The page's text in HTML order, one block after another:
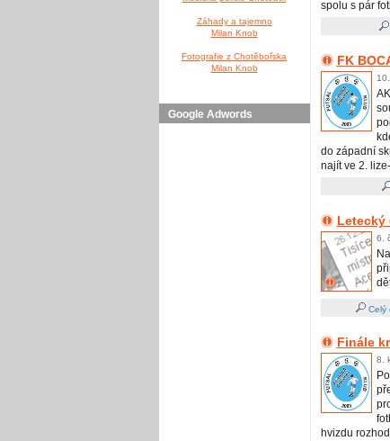
Záhady a tajemno
Milan Knob
Fotografie z Chotěbořska
Milan Knob
Google Adwords
spolu s pár
FK
do západní
najít ve 2.
Letecký
6.
Celý
Finále
8.
hvizdu